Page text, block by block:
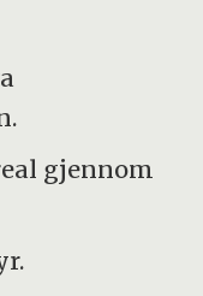
gjennom